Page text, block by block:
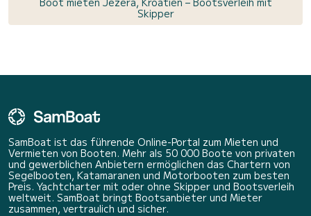
Skipper
SamBoat ist das führende Online-Portal zum Mieten und
Vermieten von Booten. Mehr als 50 000 Boote von privaten
und gewerblichen Anbietern ermöglichen das Chartern von
Segelbooten, Katamaranen und Motorbooten zum besten
Preis. Yachtcharter mit oder ohne Skipper und Bootsverleih
weltweit. SamBoat bringt Bootsanbieter und Mieter
zusammen, vertraulich und sicher.